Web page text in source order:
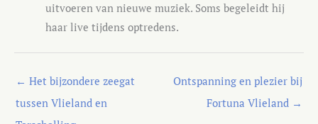
uitvoeren van nieuwe muziek. Soms begeleidt hij
haar live tijdens optredens.
← Het bijzondere zeegat
tussen Vlieland en
Ontspanning en plezier bij
Fortuna Vlieland →